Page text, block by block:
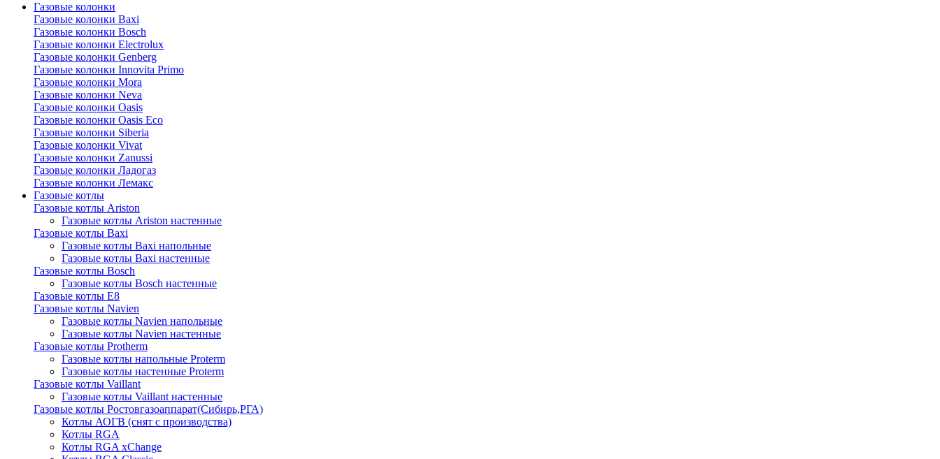
Газовые колонки
Газовые колонки Baxi
Газовые колонки Bosch
Газовые колонки Electrolux
Газовые колонки Genberg
Газовые колонки Innovita Primo
Газовые колонки Mora
Газовые колонки Neva
Газовые колонки Oasis
Газовые колонки Oasis Eco
Газовые колонки Siberia
Газовые колонки Vivat
Газовые колонки Zanussi
Газовые колонки Ладогаз
Газовые колонки Лемакс
Газовые котлы
Газовые котлы Ariston
Газовые котлы Ariston настенные
Газовые котлы Baxi
Газовые котлы Baxi напольные
Газовые котлы Baxi настенные
Газовые котлы Bosch
Газовые котлы Bosch настенные
Газовые котлы E8
Газовые котлы Navien
Газовые котлы Navien напольные
Газовые котлы Navien настенные
Газовые котлы Protherm
Газовые котлы напольные Proterm
Газовые котлы настенные Proterm
Газовые котлы Vaillant
Газовые котлы Vaillant настенные
Газовые котлы Ростовгазоаппарат(Сибирь,РГА)
Котлы АОГВ (снят с производства)
Котлы RGA
Котлы RGA xChange